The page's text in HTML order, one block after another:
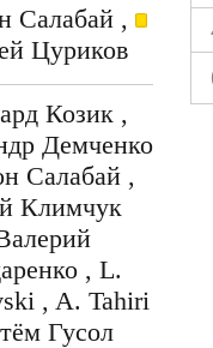
Салабай ,
Цуриков
Козик ,
Демченко
Салабай ,
Климчук
, L.
, A. Tahiri
Гусол